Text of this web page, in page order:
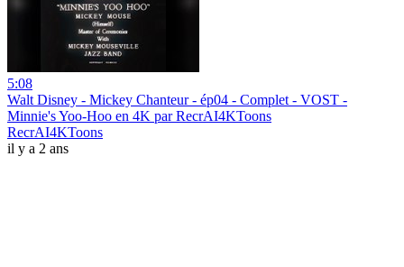
5:08
Walt Disney - Mickey Chanteur - ép04 - Complet - VOST -
Minnie's Yoo-Hoo en 4K par RecrAI4KToons
RecrAI4KToons
il y a 2 ans